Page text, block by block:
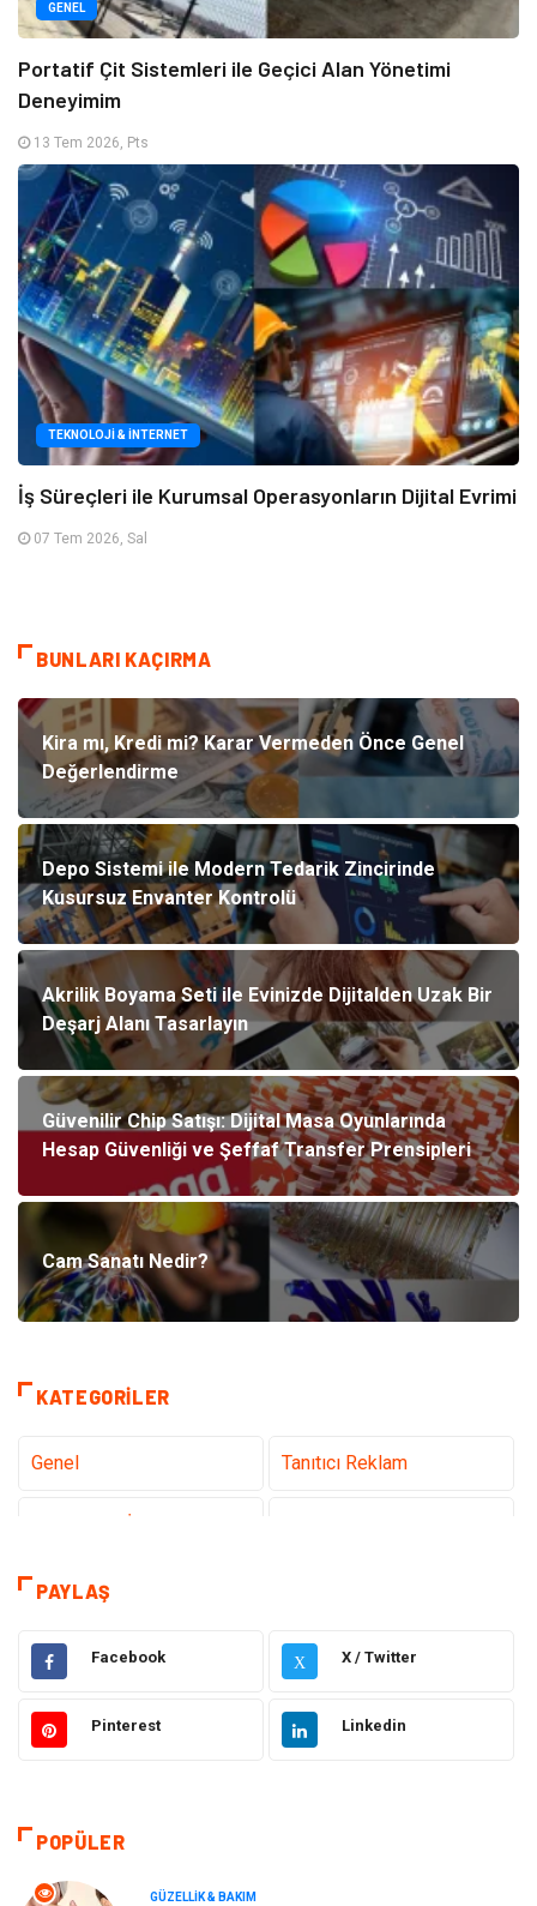
GENEL
Portatif Çit Sistemleri ile Geçici Alan Yönetimi
Deneyimim
13 Tem 2026, Pts
TEKNOLOJI & İNTERNET
İş Süreçleri ile Kurumsal Operasyonların Dijital Evrimi
07 Tem 2026, Sal
BUNLARI KAÇIRMA
Kira mı, Kredi mi? Karar Vermeden Önce Genel
Değerlendirme
Depo Sistemi ile Modern Tedarik Zincirinde
Kusursuz Envanter Kontrolü
Akrilik Boyama Seti ile Evinizde Dijitalden Uzak Bir
Deşarj Alanı Tasarlayın
Güvenilir Chip Satışı: Dijital Masa Oyunlarında
Hesap Güvenliği ve Şeffaf Transfer Prensipleri
Cam Sanatı Nedir?
KATEGORILER
Genel Tanıtıcı Reklam
Eğitim & Kariyer
Gündem Hukuk
Moda Sağlıklı Yaşam
Bilgisayar & Yazılım
Makine
PAYLAŞ
Facebook X X / Twitter
Pinterest Linkedin
POPÜLER
GÜZELLIK & BAKIM